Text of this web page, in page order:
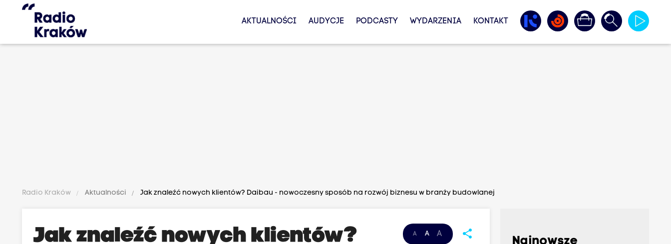
AKTUALNOŚCI AUDYCJE PODCASTY WYDARZENIA KONTAKT
Radio Kraków Aktualności Jak znaleźć nowych klientów? Daibau - nowoczesny sposób na rozwój biznesu w branży budowlanej
A A A share
Jak znaleźć nowych klientów?
Najnowsze